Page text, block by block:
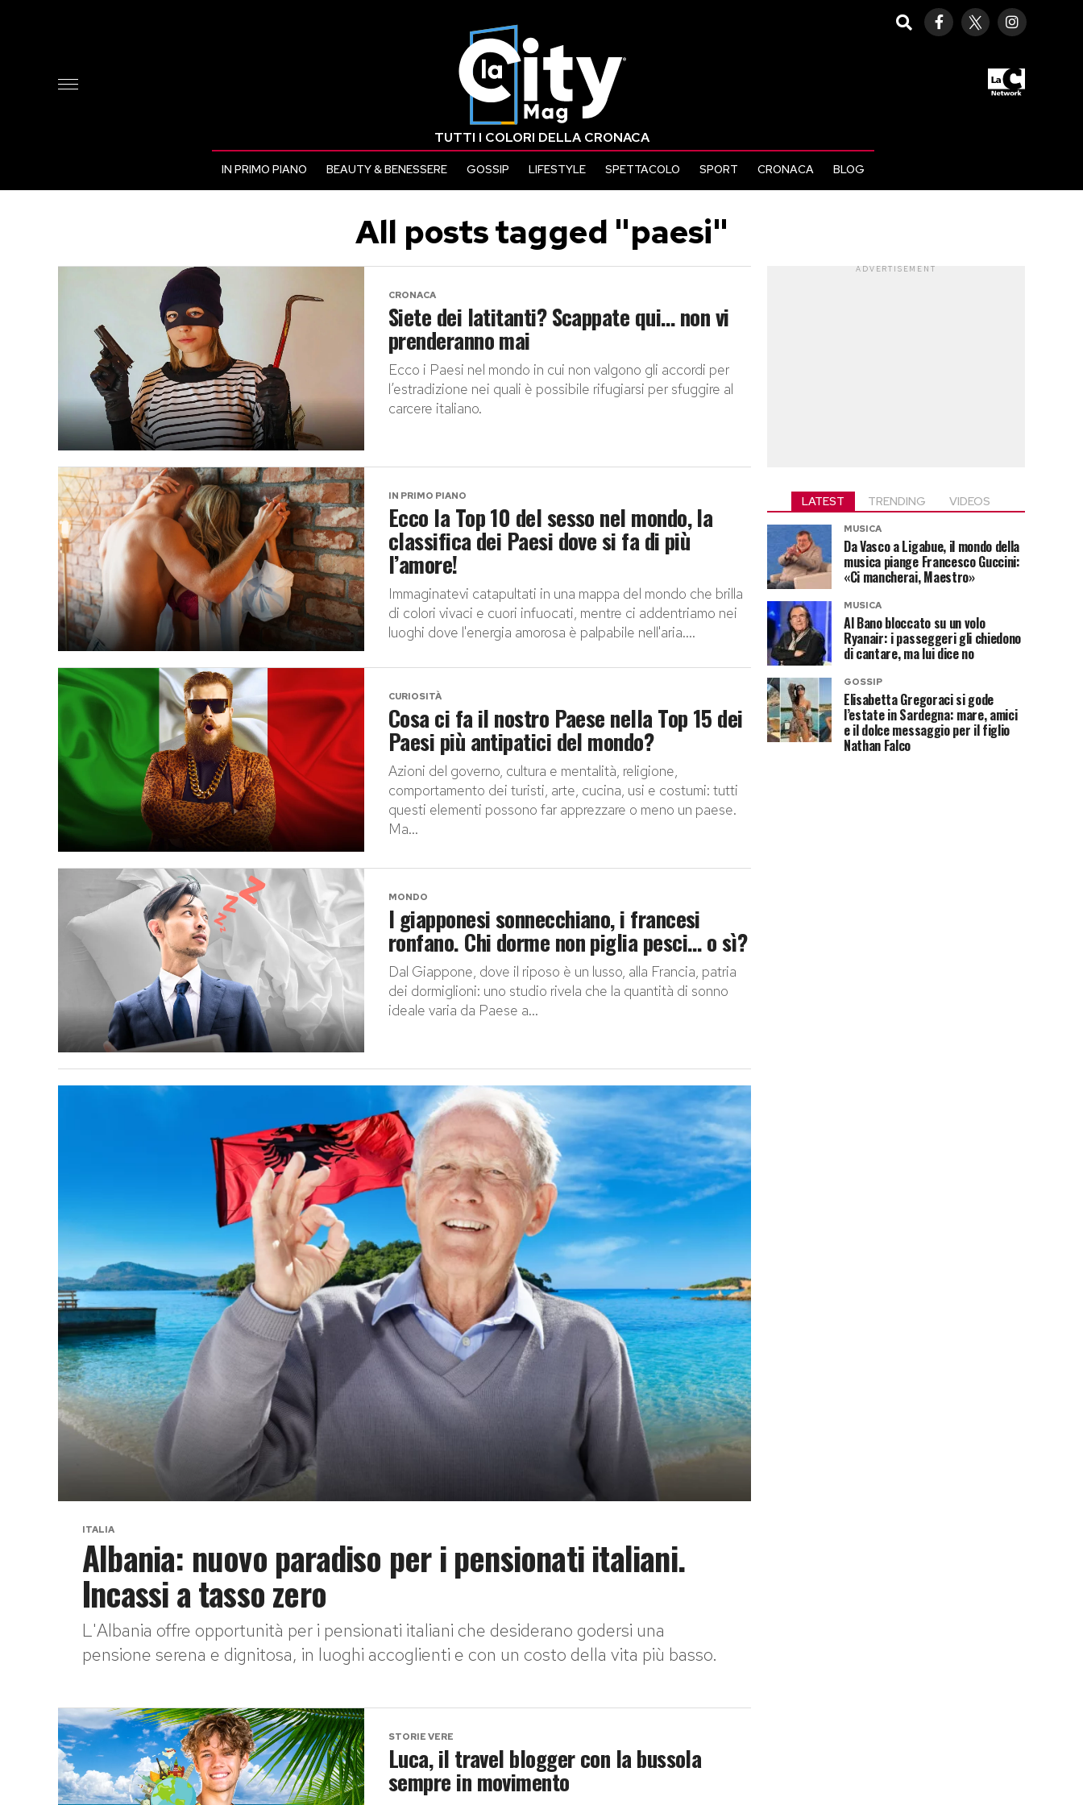
TUTTI I COLORI DELLA CRONACA
IN PRIMO PIANO BEAUTY & BENESSERE GOSSIP LIFESTYLE SPETTACOLO SPORT CRONACA BLOG
All posts tagged "paesi"
CRONACA
Siete dei latitanti? Scappate qui… non vi
prenderanno mai
Ecco i Paesi nel mondo in cui non valgono gli accordi per
l’estradizione nei quali è possibile rifugiarsi per sfuggire al
carcere italiano.
IN PRIMO PIANO
Ecco la Top 10 del sesso nel mondo, la
classifica dei Paesi dove si fa di più
l’amore!
Immaginatevi catapultati in una mappa del mondo che brilla
di colori vivaci e cuori infuocati, mentre ci addentriamo nei
luoghi dove l'energia amorosa è palpabile nell'aria....
CURIOSITÀ
Cosa ci fa il nostro Paese nella Top 15 dei
Paesi più antipatici del mondo?
Azioni del governo, cultura e mentalità, religione,
comportamento dei turisti, arte, cucina, usi e costumi: tutti
questi elementi possono far apprezzare o meno un paese.
Ma...
MONDO
I giapponesi sonnecchiano, i francesi
ronfano. Chi dorme non piglia pesci… o sì?
Dal Giappone, dove il riposo è un lusso, alla Francia, patria
dei dormiglioni: uno studio rivela che la quantità di sonno
ideale varia da Paese a...
ITALIA
Albania: nuovo paradiso per i pensionati italiani.
Incassi a tasso zero
L'Albania offre opportunità per i pensionati italiani che desiderano godersi una
pensione serena e dignitosa, in luoghi accoglienti e con un costo della vita più basso.
STORIE VERE
Luca, il travel blogger con la bussola
sempre in movimento
ADVERTISEMENT
LATEST TRENDING VIDEOS
MUSICA
Da Vasco a Ligabue, il mondo della
musica piange Francesco Guccini:
«Ci mancherai, Maestro»
MUSICA
Al Bano bloccato su un volo
Ryanair: i passeggeri gli chiedono
di cantare, ma lui dice no
GOSSIP
Elisabetta Gregoraci si gode
l’estate in Sardegna: mare, amici
e il dolce messaggio per il figlio
Nathan Falco